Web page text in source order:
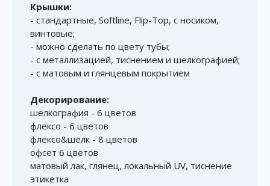
Крышки:
- стандартные, Softline, Flip-Top, с носиком,
винтовые;
- можно сделать по цвету тубы;
- с металлизацией, тиснением и шелкографией;
- с матовым и глянцевым покрытием
Декорирование:
шелкография - 6 цветов
флексо - 6 цветов
флексо&шелк - 8 цветов
офсет 6 цветов
матовый лак, глянец, локальный UV, тиснение
этикетка